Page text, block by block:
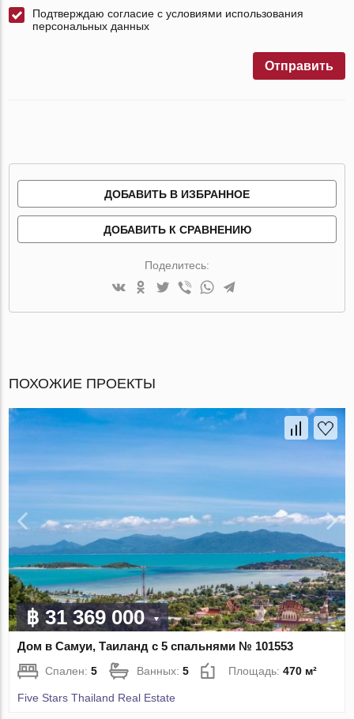
Подтверждаю согласие с условиями использования
персональных данных
Отправить
ДОБАВИТЬ В ИЗБРАННОЕ
ДОБАВИТЬ К СРАВНЕНИЮ
Поделитесь:
ПОХОЖИЕ ПРОЕКТЫ
฿ 31 369 000
Дом в Самуи, Таиланд с 5 спальнями № 101553
Спален:5 Ванных:5 Площадь:470 м²
Five Stars Thailand Real Estate